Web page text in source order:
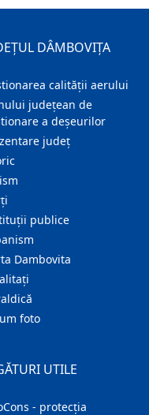
DÂMBOVIȚA
calității aerului
județean de
a deșeurilor
judeţ
publice
Dambovita
foto
UTILE
- protecția